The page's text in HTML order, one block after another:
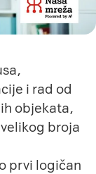
i rad od
objekata,
broja
prvi logičan